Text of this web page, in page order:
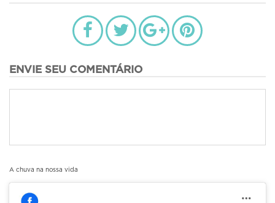
ENVIE SEU COMENTÁRIO
A chuva na nossa vida